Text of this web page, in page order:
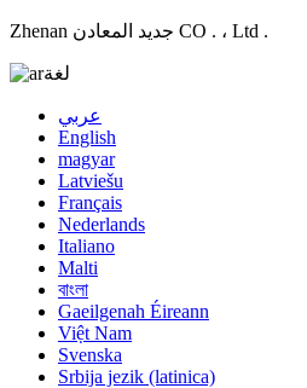
Zhenan جديد المعادن CO . ، Ltd .
لغة
عربي
English
magyar
Latviešu
Français
Nederlands
Italiano
Malti
বাংলা
Gaeilgenah Éireann
Việt Nam
Svenska
Srbija jezik (latinica)